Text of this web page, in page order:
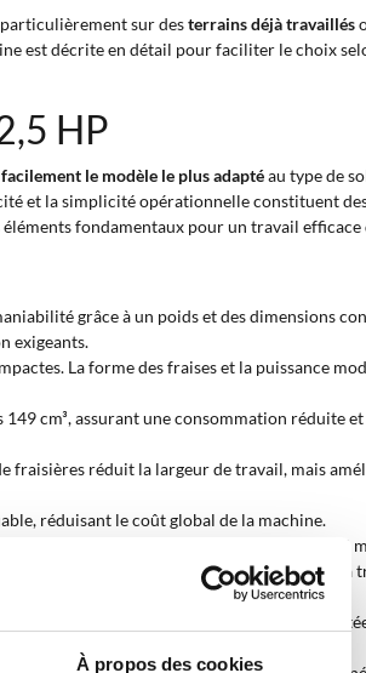
À propos des cookies
sur desterrains déjà travaillés
est décrite en détail pour faciliter le choix
HP
le modèle le plus adaptéau type de
et la simplicité opérationnelle constituent
fondamentaux pour un travail efficace
grâce à un poids et des dimensions
exigeants.
La forme des fraises et la puissance
cm³, assurant une consommation réduite
fraisières réduit la largeur de travail, mais
réduisant le coût global de la machine.
surfaces régulières, elle limite la complexité
la motobineuse à la largeur utile de la zone
kg appartiennent à la catégorie légère,